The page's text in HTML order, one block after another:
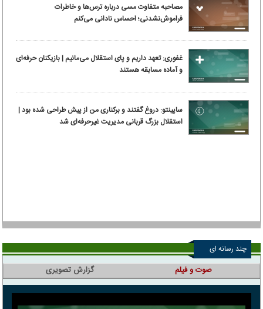
مصاحبه متفاوت مسی درباره ترس‌ها و خاطرات
فراموش‌نشدنی؛ احساس نادانی می‌کنم
غفوری: تعهد داریم و پای استقلال می‌مانیم | بازیکنان حرفه‌ای
و آماده مسابقه هستند
ساپینتو: دروغ گفتند و برکناری من از پیش طراحی شده بود |
استقلال بزرگ قربانی مدیریت غیرحرفه‌ای شد
چند رسانه ای
صوت و فیلم گزارش تصویری